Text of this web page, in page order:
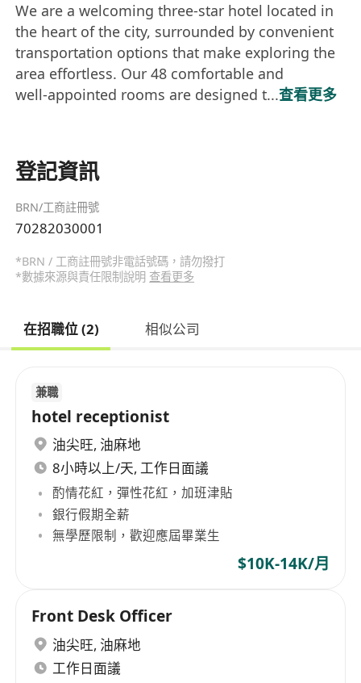
We are a welcoming three‑star hotel located in
the heart of the city, surrounded by convenient
transportation options that make exploring the
area effortless. Our 48 comfortable and
well‑appointed rooms are designed t...查看更多
登記資訊
BRN/工商註冊號
70282030001
*BRN / 工商註冊號非電話號碼，請勿撥打
*數據來源與責任限制說明 查看更多
在招職位 (2) 相似公司
兼職
hotel receptionist
油尖旺, 油麻地
8小時以上/天, 工作日面議
酌情花紅，彈性花紅，加班津貼
銀行假期全薪
無學歷限制，歡迎應屆畢業生
$10K-14K/月
Front Desk Officer
油尖旺, 油麻地
工作日面議